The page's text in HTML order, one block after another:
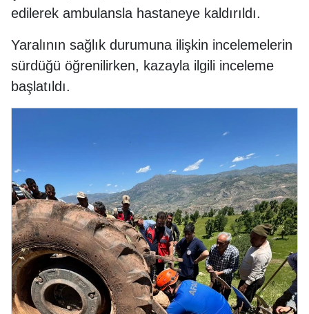
edilerek ambulansla hastaneye kaldırıldı.
Yaralının sağlık durumuna ilişkin incelemelerin
sürdüğü öğrenilirken, kazayla ilgili inceleme
başlatıldı.